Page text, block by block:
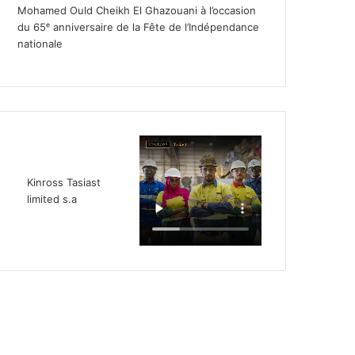
Mohamed Ould Cheikh El Ghazouani à l’occasion
du 65ᵉ anniversaire de la Fête de l’Indépendance
nationale
Kinross Tasiast
limited s.a